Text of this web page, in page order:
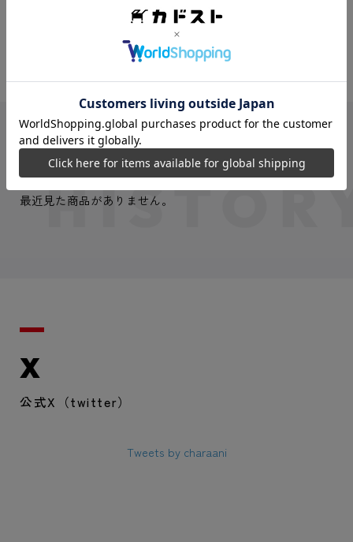
最近見た商品
最近見た商品がありません。
X
公式X（twitter）
Tweets by charaani